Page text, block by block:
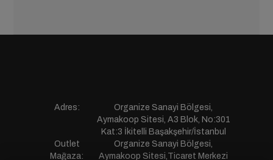
Adres:
Organize Sanayi Bölgesi,
Aymakoop Sitesi, A3 Blok, No:301
Kat:3 İkitelli Başakşehir/İstanbul
Outlet
Mağaza:
Organize Sanayi Bölgesi,
Aymakoop Sitesi,Ticaret Merkezi